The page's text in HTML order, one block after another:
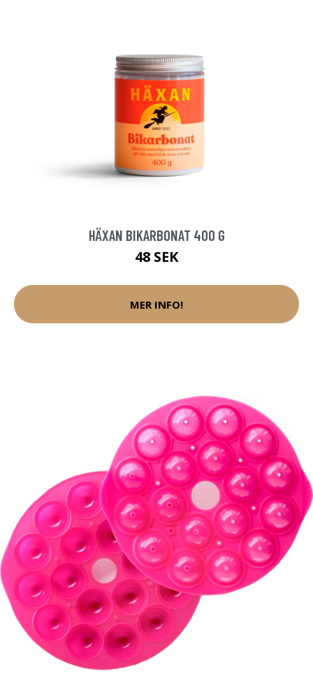
HÄXAN BIKARBONAT 400 G
48 SEK
MER INFO!